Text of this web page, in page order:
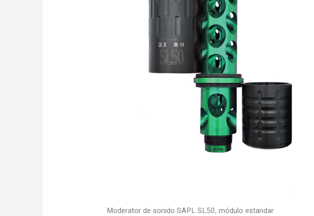
Moderator de sonido SAPL SL50, módulo estandar